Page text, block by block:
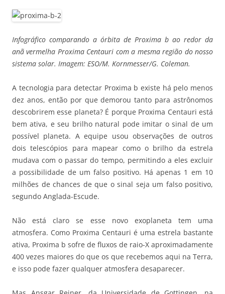
Infográfico comparando a órbita de Proxima b ao redor da
anã vermelha Proxima Centauri com a mesma região do nosso
sistema solar. Imagem: ESO/M. Kornmesser/G. Coleman.
A tecnologia para detectar Proxima b existe há pelo menos
dez anos, então por que demorou tanto para astrônomos
descobrirem esse planeta? É porque Proxima Centauri está
bem ativa, e seu brilho natural pode imitar o sinal de um
possível planeta. A equipe usou observações de outros
dois telescópios para mapear como o brilho da estrela
mudava com o passar do tempo, permitindo a eles excluir
a possibilidade de um falso positivo. Há apenas 1 em 10
milhões de chances de que o sinal seja um falso positivo,
segundo Anglada-Escude.
Não está claro se esse novo exoplaneta tem uma
atmosfera. Como Proxima Centauri é uma estrela bastante
ativa, Proxima b sofre de fluxos de raio-X aproximadamente
400 vezes maiores do que os que recebemos aqui na Terra,
e isso pode fazer qualquer atmosfera desaparecer.